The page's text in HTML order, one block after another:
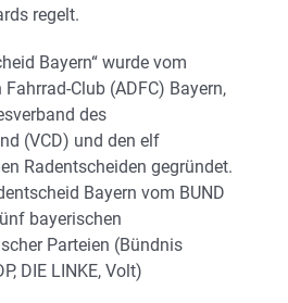
regelt.
Bayern“ wurde vom
Club (ADFC) Bayern,
des
(VCD) und den elf
Radentscheiden gegründet.
Bayern vom BUND
bayerischen
Parteien (Bündnis
DIE LINKE, Volt)